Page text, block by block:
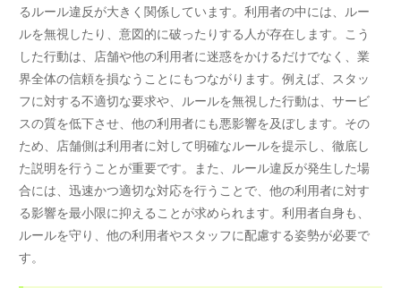
るルール違反が大きく関係しています。利用者の中には、ルー
ルを無視したり、意図的に破ったりする人が存在します。こう
した行動は、店舗や他の利用者に迷惑をかけるだけでなく、業
界全体の信頼を損なうことにもつながります。例えば、スタッ
フに対する不適切な要求や、ルールを無視した行動は、サービ
スの質を低下させ、他の利用者にも悪影響を及ぼします。その
ため、店舗側は利用者に対して明確なルールを提示し、徹底し
た説明を行うことが重要です。また、ルール違反が発生した場
合には、迅速かつ適切な対応を行うことで、他の利用者に対す
る影響を最小限に抑えることが求められます。利用者自身も、
ルールを守り、他の利用者やスタッフに配慮する姿勢が必要で
す。